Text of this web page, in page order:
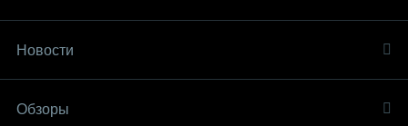
Новости
Обзоры